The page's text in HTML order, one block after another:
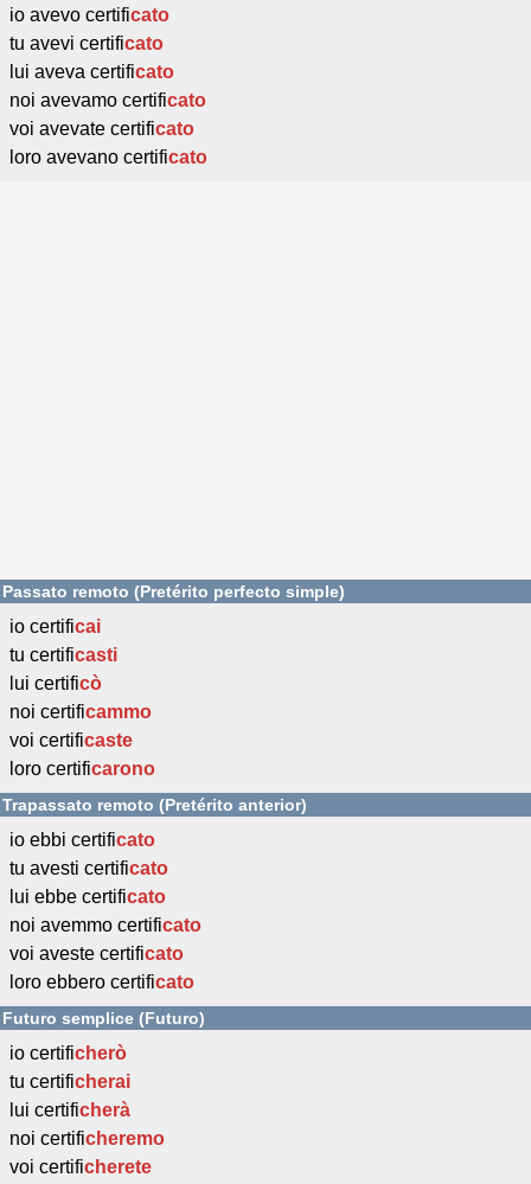
io avevo certificato
tu avevi certificato
lui aveva certificato
noi avevamo certificato
voi avevate certificato
loro avevano certificato
Passato remoto (Pretérito perfecto simple)
io certificai
tu certificasti
lui certificò
noi certificammo
voi certificaste
loro certificarono
Trapassato remoto (Pretérito anterior)
io ebbi certificato
tu avesti certificato
lui ebbe certificato
noi avemmo certificato
voi aveste certificato
loro ebbero certificato
Futuro semplice (Futuro)
io certificherò
tu certificherai
lui certificherà
noi certificheremo
voi certificherete